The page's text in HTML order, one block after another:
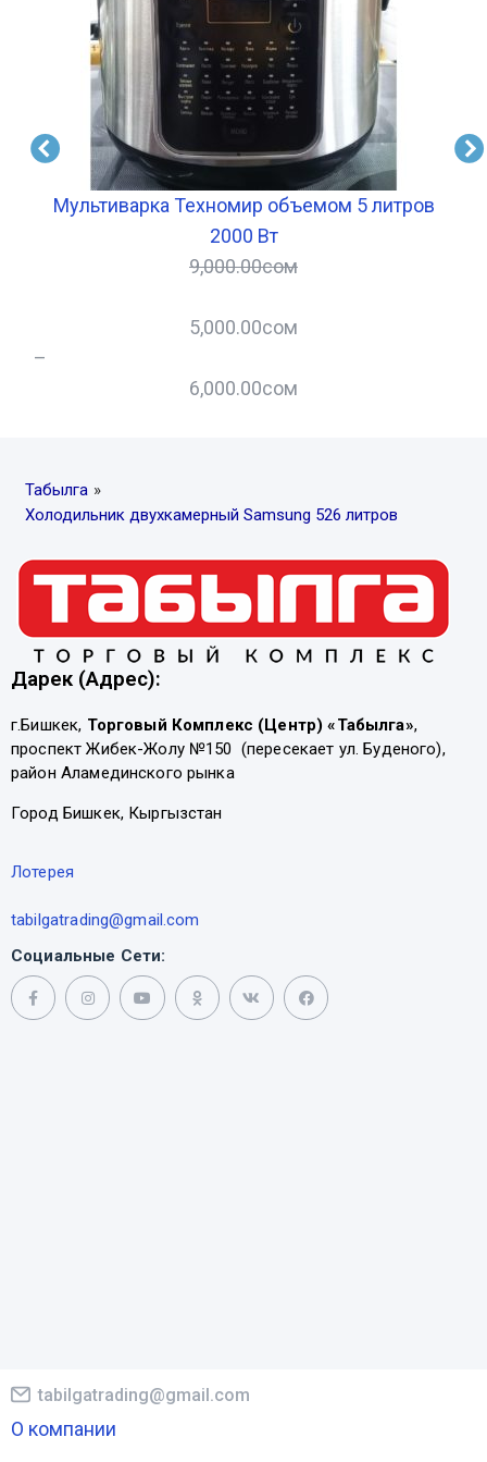
Мультиварка Техномир объемом 5 литров
2000 Вт
9,000.00сом
5,000.00сом
–
6,000.00сом
Табылга »
Холодильник двухкамерный Samsung 526 литров
Дарек (Адрес):
г.Бишкек, Торговый Комплекс (Центр) «Табылга»,
проспект Жибек-Жолу №150 (пересекает ул. Буденого),
район Аламединского рынка
Город Бишкек, Кыргызстан
Лотерея
tabilgatrading@gmail.com
Социальные Сети:
tabilgatrading@gmail.com
О компании